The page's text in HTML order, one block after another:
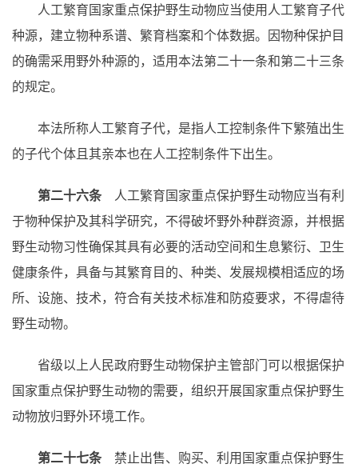
人工繁育国家重点保护野生动物应当使用人工繁育子代
种源，建立物种系谱、繁育档案和个体数据。因物种保护目
的确需采用野外种源的，适用本法第二十一条和第二十三条
的规定。
本法所称人工繁育子代，是指人工控制条件下繁殖出生
的子代个体且其亲本也在人工控制条件下出生。
第二十六条 人工繁育国家重点保护野生动物应当有利
于物种保护及其科学研究，不得破坏野外种群资源，并根据
野生动物习性确保其具有必要的活动空间和生息繁衍、卫生
健康条件，具备与其繁育目的、种类、发展规模相适应的场
所、设施、技术，符合有关技术标准和防疫要求，不得虐待
野生动物。
省级以上人民政府野生动物保护主管部门可以根据保护
国家重点保护野生动物的需要，组织开展国家重点保护野生
动物放归野外环境工作。
第二十七条 禁止出售、购买、利用国家重点保护野生